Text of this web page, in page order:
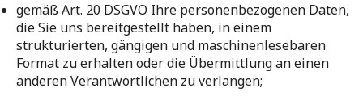
gemäß Art. 20 DSGVO Ihre personenbezogenen Daten,
die Sie uns bereitgestellt haben, in einem
strukturierten, gängigen und maschinenlesebaren
Format zu erhalten oder die Übermittlung an einen
anderen Verantwortlichen zu verlangen;